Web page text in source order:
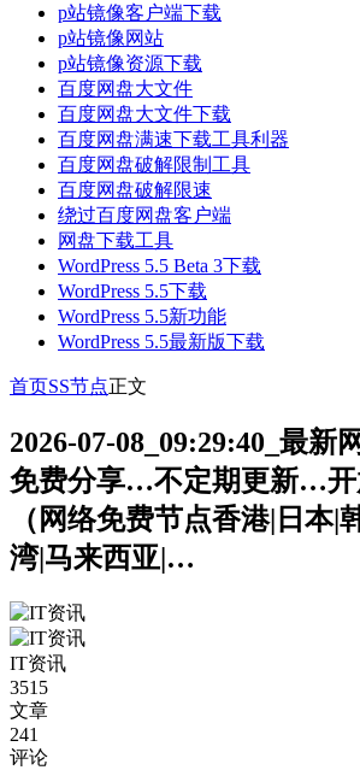
p站镜像客户端下载
p站镜像网站
p站镜像资源下载
百度网盘大文件
百度网盘大文件下载
百度网盘满速下载工具利器
百度网盘破解限制工具
百度网盘破解限速
绕过百度网盘客户端
网盘下载工具
WordPress 5.5 Beta 3下载
WordPress 5.5下载
WordPress 5.5新功能
WordPress 5.5最新版下载
首页SS节点正文
2026-07-08_09:29:40_最新
免费分享…不定期更新…开
（网络免费节点香港|日本|
湾|马来西亚|…
IT资讯
3515
文章
241
评论